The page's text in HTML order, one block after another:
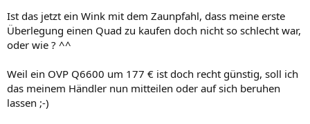
Ist das jetzt ein Wink mit dem Zaunpfahl, dass meine erste
Überlegung einen Quad zu kaufen doch nicht so schlecht war,
oder wie ? ^^
Weil ein OVP Q6600 um 177 € ist doch recht günstig, soll ich
das meinem Händler nun mitteilen oder auf sich beruhen
lassen ;-)